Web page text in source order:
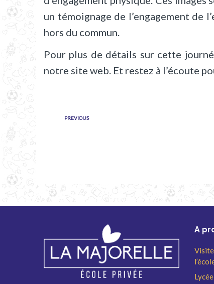
un témoignage de l’engagement de
hors du commun.
Pour plus de détails sur cette
notre site web. Et restez à l’écoute
PREVIOUS
A
Lycée